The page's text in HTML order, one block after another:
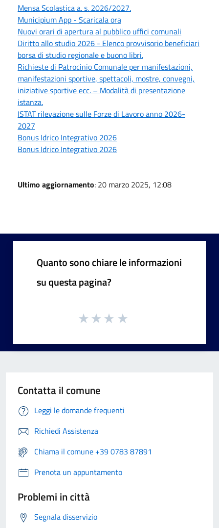
Mensa Scolastica a. s. 2026/2027.
Municipium App - Scaricala ora
Nuovi orari di apertura al pubblico uffici comunali
Diritto allo studio 2026 - Elenco provvisorio beneficiari
borsa di studio regionale e buono libri.
Richieste di Patrocinio Comunale per manifestazioni,
manifestazioni sportive, spettacoli, mostre, convegni,
iniziative sportive ecc. – Modalità di presentazione
istanza.
ISTAT rilevazione sulle Forze di Lavoro anno 2026-
2027
Bonus Idrico Integrativo 2026
Bonus Idrico Integrativo 2026
Ultimo aggiornamento: 20 marzo 2025, 12:08
Quanto sono chiare le informazioni
su questa pagina?
Contatta il comune
Leggi le domande frequenti
Richiedi Assistenza
Chiama il comune +39 0783 87891
Prenota un appuntamento
Problemi in città
Segnala disservizio